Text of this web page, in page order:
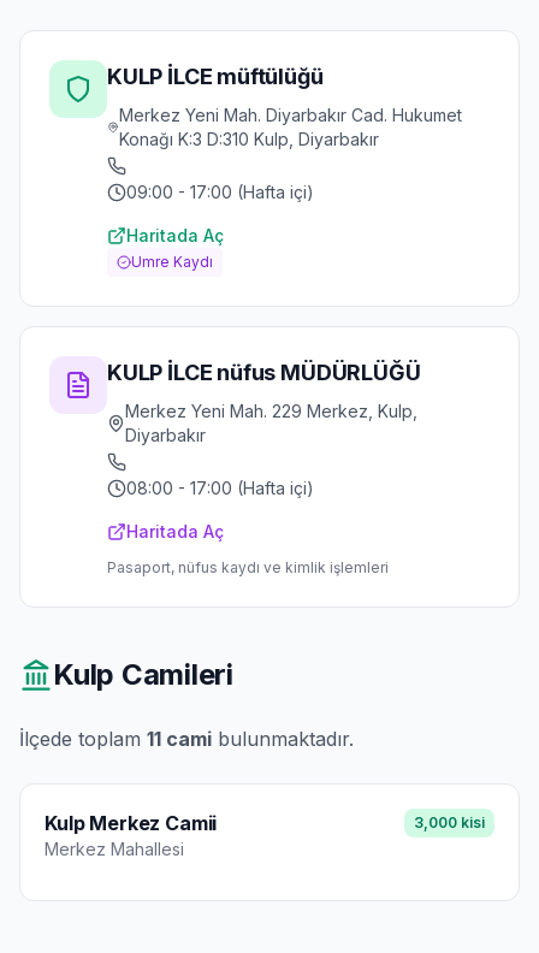
KULP İLCE müftülüğü
Merkez Yeni Mah. Diyarbakır Cad. Hukumet
Konağı K:3 D:310 Kulp, Diyarbakır
09:00 - 17:00 (Hafta içi)
Haritada Aç
Umre Kaydı
KULP İLCE nüfus MÜDÜRLÜĞÜ
Merkez Yeni Mah. 229 Merkez, Kulp,
Diyarbakır
08:00 - 17:00 (Hafta içi)
Haritada Aç
Pasaport, nüfus kaydı ve kimlik işlemleri
Kulp Camileri
İlçede toplam 11 cami bulunmaktadır.
Kulp Merkez Camii
Merkez Mahallesi
3,000 kisi